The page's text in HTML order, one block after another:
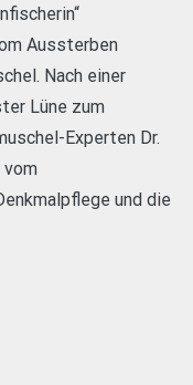
Aussterben
Nach einer
Lüne zum
Experten Dr.
vom
und die